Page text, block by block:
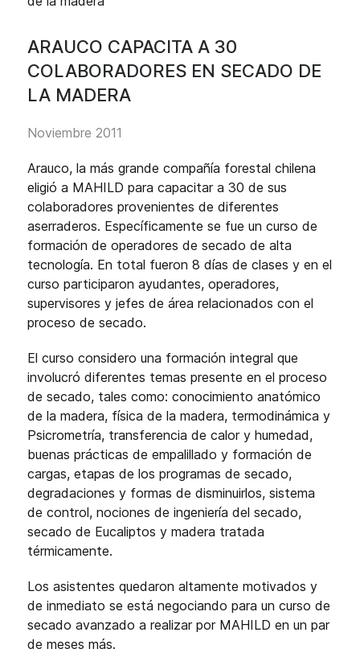
ARAUCO CAPACITA A 30
COLABORADORES EN SECADO DE
LA MADERA
Noviembre 2011
Arauco, la más grande compañía forestal chilena
eligió a MAHILD para capacitar a 30 de sus
colaboradores provenientes de diferentes
aserraderos. Específicamente se fue un curso de
formación de operadores de secado de alta
tecnología. En total fueron 8 días de clases y en el
curso participaron ayudantes, operadores,
supervisores y jefes de área relacionados con el
proceso de secado.
El curso considero una formación integral que
involucró diferentes temas presente en el proceso
de secado, tales como: conocimiento anatómico
de la madera, física de la madera, termodinámica y
Psicrometría, transferencia de calor y humedad,
buenas prácticas de empalillado y formación de
cargas, etapas de los programas de secado,
degradaciones y formas de disminuirlos, sistema
de control, nociones de ingeniería del secado,
secado de Eucaliptos y madera tratada
térmicamente.
Los asistentes quedaron altamente motivados y
de inmediato se está negociando para un curso de
secado avanzado a realizar por MAHILD en un par
de meses más.